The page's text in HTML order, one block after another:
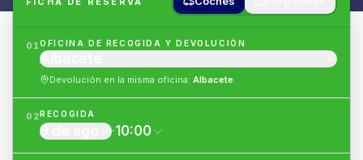
01OFICINA DE RECOGIDA Y DEVOLUCIÓN
Albacete
Devolución en la misma oficina:Albacete.
02RECOGIDA
9 de ago ·10:00